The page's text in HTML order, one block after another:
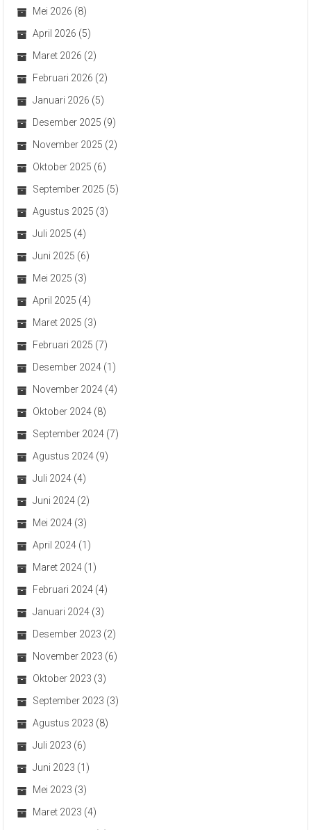
Mei 2026 (8)
April 2026 (5)
Maret 2026 (2)
Februari 2026 (2)
Januari 2026 (5)
Desember 2025 (9)
November 2025 (2)
Oktober 2025 (6)
September 2025 (5)
Agustus 2025 (3)
Juli 2025 (4)
Juni 2025 (6)
Mei 2025 (3)
April 2025 (4)
Maret 2025 (3)
Februari 2025 (7)
Desember 2024 (1)
November 2024 (4)
Oktober 2024 (8)
September 2024 (7)
Agustus 2024 (9)
Juli 2024 (4)
Juni 2024 (2)
Mei 2024 (3)
April 2024 (1)
Maret 2024 (1)
Februari 2024 (4)
Januari 2024 (3)
Desember 2023 (2)
November 2023 (6)
Oktober 2023 (3)
September 2023 (3)
Agustus 2023 (8)
Juli 2023 (6)
Juni 2023 (1)
Mei 2023 (3)
Maret 2023 (4)